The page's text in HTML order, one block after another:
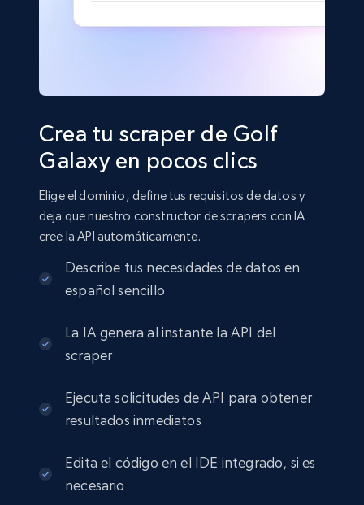
Crea tu scraper de Golf
Galaxy en pocos clics
Elige el dominio, define tus requisitos de datos y
deja que nuestro constructor de scrapers con IA
cree la API automáticamente.
Describe tus necesidades de datos en
español sencillo
La IA genera al instante la API del
scraper
Ejecuta solicitudes de API para obtener
resultados inmediatos
Edita el código en el IDE integrado, si es
necesario